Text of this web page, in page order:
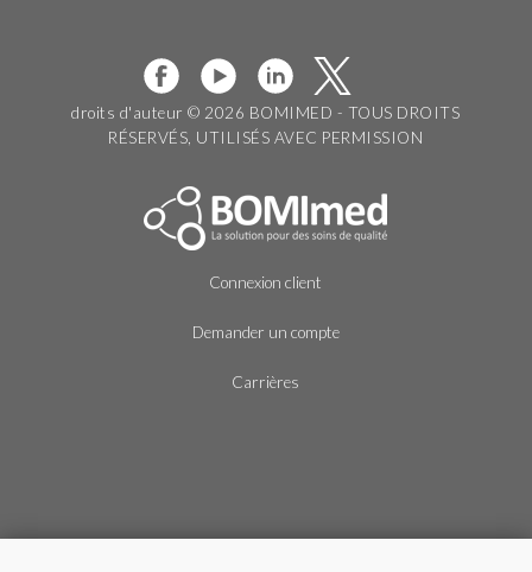
droits d'auteur © 2026 BOMIMED - TOUS DROITS
RÉSERVÉS, UTILISÉS AVEC PERMISSION
Connexion client
Demander un compte
Carrières